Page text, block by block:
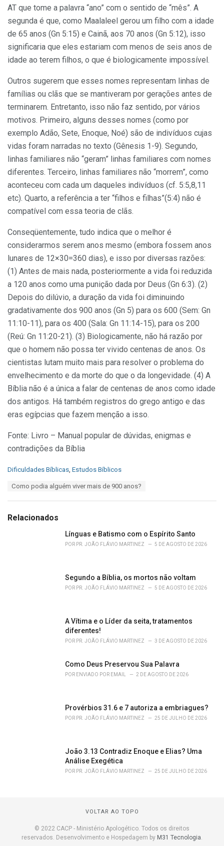
AT que tome a palavra “ano” com o sentido de “mês”. A
segunda é que, como Maalaleel gerou um filho com a idade
de 65 anos (Gn 5:15) e Cainã, aos 70 anos (Gn 5:12), isso
significaria que eles estariam com menos de seis anos de
idade ao terem filhos, o que é biologicamente impossível.
Outros sugerem que esses nomes representam linhas de
famílias ou clãs que se mantiveram por gerações antes de
terminarem. Entretanto, isso não faz sentido, por vários
motivos. Primeiro, alguns desses nomes (como por
exemplo Adão, Sete, Enoque, Noé) são de indivíduos cujas
vidas foram narradas no texto (Gênesis 1-9). Segundo,
linhas familiares não “geram” linhas familiares com nomes
diferentes. Terceiro, linhas familiares não “morrem”, como
aconteceu com cada um daqueles indivíduos (cf. 5:5,8,11
etc). Quarto, a referência a ter “filhos e filhas”(5:4) não é
compatível com essa teoria de clãs.
Conseqüentemente, tudo indica que o melhor é
considerarmos serem anos mesmo (embora fossem anos
lunares de 12×30=360 dias), e isso por diversas razões:
(1) Antes de mais nada, posteriormente a vida foi reduzida
a 120 anos como uma punição dada por Deus (Gn 6:3). (2)
Depois do dilúvio, a duração da vida foi diminuindo
gradativamente dos 900 anos (Gn 5) para os 600 (Sem: Gn
11:10-11), para os 400 (Sala: Gn 11:14-15), para os 200
(Reú: Gn 11:20-21). (3) Biologicamente, não há razão por
que o homem não possa ter vivido centenas de anos. Os
cientistas lutam muito mais para resolver o problema do
envelhecimento e da morte do que o da longevidade. (4) A
Bíblia não é a única a falar de centenas de anos como idade
dos antigos. Há também registros do grego antigo e das
eras egípcias que fazem menção a isso.
Fonte: Livro – Manual popular de dúvidas, enigmas e
contradições da Bíblia
C
o
r
Dificuldades Bíblicas Estudos Bíblicos
:
Como podia alguém viver mais de 900 anos?
Relacionados
Línguas e Batismo com o Espírito Santo
POR PR. JOÃO FLÁVIO MARTINEZ 5 DE AGOSTO DE 2026
Segundo a Bíblia, os mortos não voltam
POR PR. JOÃO FLÁVIO MARTINEZ 5 DE AGOSTO DE 2026
A Vítima e o Líder da seita, tratamentos
diferentes!
POR PR. JOÃO FLÁVIO MARTINEZ 3 DE AGOSTO DE 2026
Como Deus Preservou Sua Palavra
POR ENVIADO POR EMAIL 2 DE AGOSTO DE 2026
Provérbios 31.6 e 7 autoriza a embriagues?
POR PR. JOÃO FLÁVIO MARTINEZ 25 DE JULHO DE 2026
João 3.13 Contradiz Enoque e Elias? Uma
Análise Exegética
POR PR. JOÃO FLÁVIO MARTINEZ 25 DE JULHO DE 2026
VOLTAR AO TOPO
© 2022 CACP - Ministério Apologético. Todos os direitos
reservados. Desenvolvimento e Hospedagem by M31 Tecnologia.